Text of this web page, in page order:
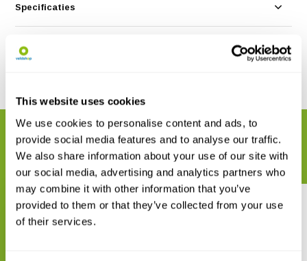
This website uses cookies
We use cookies to personalise content and ads, to
provide social media features and to analyse our traffic.
We also share information about your use of our site with
our social media, advertising and analytics partners who
may combine it with other information that you’ve
provided to them or that they’ve collected from your use
of their services.
Specificaties
Reviews
GERELATEERDE PRODUCTEN
Maak uw bestelling compleet